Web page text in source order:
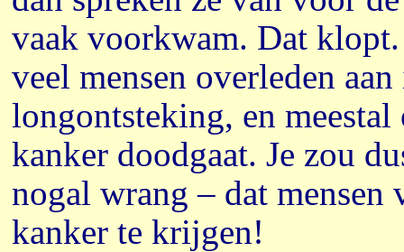
vaak voorkwam. Dat
veel mensen overleden
longontsteking, en
kanker doodgaat. Je zou
nogal wrang – dat mensen
kanker te krijgen!